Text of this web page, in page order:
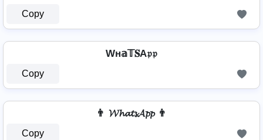
Copy
Wн𝕒𝕋𝐒A𝔭𝔭
Copy
👨 𝓦𝓱𝓪𝓽𝓼𝓐𝓹𝓹 👨
Copy